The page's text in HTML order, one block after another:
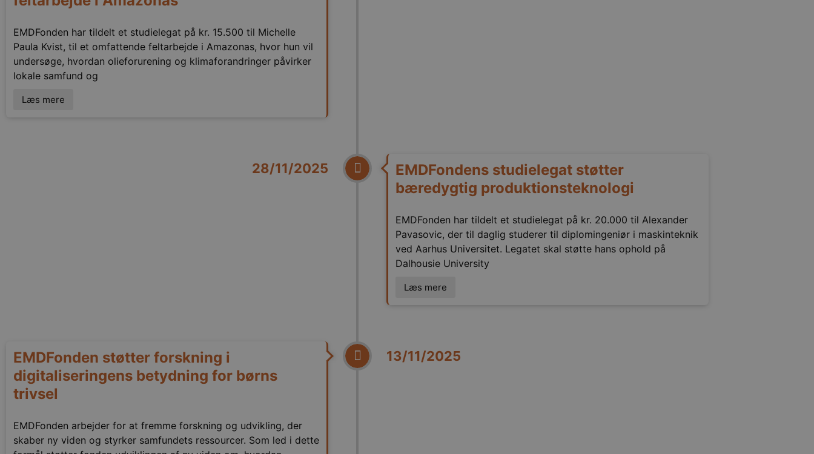
EMDFonden har tildelt et studielegat på kr. 15.500 til Michelle
Paula Kvist, til et omfattende feltarbejde i Amazonas, hvor hun vil
undersøge, hvordan olieforurening og klimaforandringer påvirker
lokale samfund og
Læs mere
28/11/2025
EMDFondens studielegat støtter
bæredygtig produktionsteknologi
EMDFonden har tildelt et studielegat på kr. 20.000 til Alexander
Pavasovic, der til daglig studerer til diplomingeniør i maskinteknik
ved Aarhus Universitet. Legatet skal støtte hans ophold på
Dalhousie University
Læs mere
13/11/2025
EMDFonden støtter forskning i
digitaliseringens betydning for børns
trivsel
EMDFonden arbejder for at fremme forskning og udvikling, der
skaber ny viden og styrker samfundets ressourcer. Som led i dette